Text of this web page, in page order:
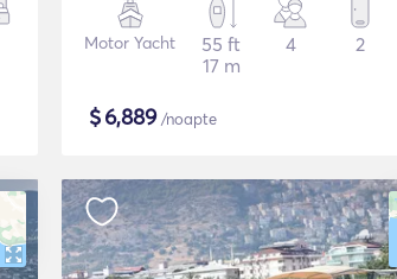
Motor Yacht
55 ft
17 m
4 2
$6,889/noapte